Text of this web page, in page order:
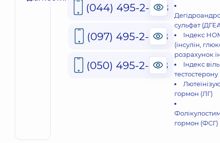
сульфат
Індекс
(інсулін,
розрахунок
Індекс
тестостерону
гормон (ЛГ)
гормон (ФСГ)
(044) 495-2-888
(097) 495-2-888
(050) 495-2-888